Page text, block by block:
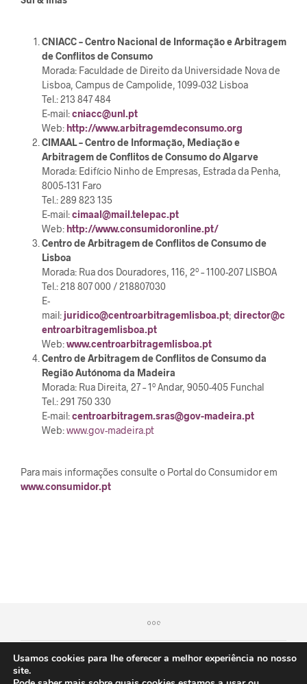
CNIACC – Centro Nacional de Informação e Arbitragem
de Conflitos de Consumo
Morada: Faculdade de Direito da Universidade Nova de
Lisboa, Campus de Campolide, 1099-032 Lisboa
Tel.: 213 847 484
E-mail:cniacc@unl.pt
Web: http://www.arbitragemdeconsumo.org
CIMAAL – Centro de Informação, Mediação e
Arbitragem de Conflitos de Consumo do Algarve
Morada: Edifício Ninho de Empresas, Estrada da Penha,
8005-131 Faro
Tel.: 289 823 135
E-mail:cimaal@mail.telepac.pt
Web: http://www.consumidoronline.pt/
Centro de Arbitragem de Conflitos de Consumo de
Lisboa
Morada: Rua dos Douradores, 116, 2º – 1100-207 LISBOA
Tel.: 218 807 000 / 218807030
E-
mail:juridico@centroarbitragemlisboa.pt; director@c
entroarbitragemlisboa.pt
Web:www.centroarbitragemlisboa.pt
Centro de Arbitragem de Conflitos de Consumo da
Região Autónoma da Madeira
Morada: Rua Direita, 27 – 1º Andar, 9050-405 Funchal
Tel.: 291 750 330
E-mail:centroarbitragem.sras@gov-madeira.pt
Web:www.gov-madeira.pt
Para mais informações consulte o Portal do Consumidor em
www.consumidor.pt
Usamos cookies para lhe oferecer a melhor experiência no nosso
site.